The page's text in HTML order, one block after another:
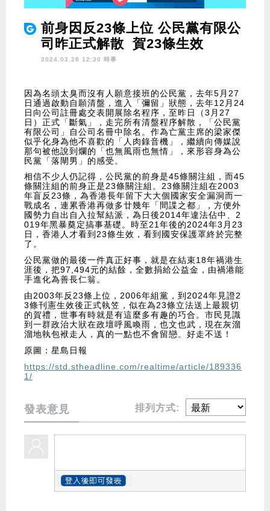
前身因反23條上位 公民黨有限公
司昨正式解散 賀23條生效
2024.03.28 12:30 時事
因為名頭太臭而沒有人願意接班的公民黨，去年5月27
日通過啟動自願清盤，進入「彌留」狀態，去年12月24
日向公司註冊處交表開展除名程序，至昨日（3月27
日）正式「斷氣」，走完所有清盤程序解散，「公民黨
有限公司」自公司名冊中除名。作為亡黨主席的梁家傑
似乎化身為他不喜歡的「人肉錄音機」，繼續向傳媒說
那句被他說到爛的「也無風雨也無情」，來形容身為公
民黨「落閘男」的感受。
相信不少人仍記得，公民黨的前身是45條關注組，而45
條關注組的前身正是23條關注組。23條關注組在2003
年盲反23條，為香港長年留下大大個國家安全漏洞而一
戰成名，連累香港再做多廿幾年「間諜之都」，方便外
國勢力自出自入拉幫結派，為日後2014年違法佔中、2
019年黑暴奠定搞事基礎。時至21年後的2024年3月23
日，香港人才看到23條生效，看到國安保護罩終於完整
了。
公民黨做的最後一件真正好事，就是在結束18年禍港生
涯後，把97,494元的結餘，全數捐給公益金，由禍港能
手進化為善長仁翁。
由2003年反23條上位，2006年組黨，到2024年見證2
3條刊憲生效後正式執笠，似在為23條立法送上最親切
的賀禮，世事有時就是有這麼多有趣的巧合。市民見識
到一群政治大狀在政壇呼風喚雨，也文也武，現在灰溜
溜地執包袱走人，真的一點也不會留戀。好走不送！
原圖：星島日報
https://std.stheadline.com/realtime/article/189336
1/
發表意見 排列方式: